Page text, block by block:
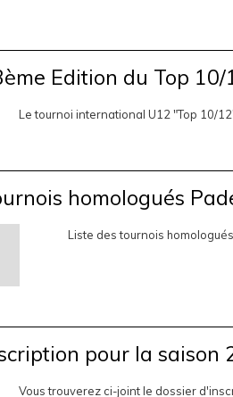
Edition du Top 10/
Le tournoi international U12 "Top 10/
homologués
Liste des tournois
pour la saison
Vous trouverez ci-joint le dossier